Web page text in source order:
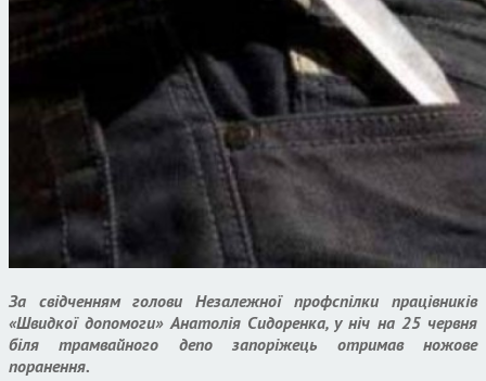
За свідченням голови Незалежної профспілки працівників
«Швидкої допомоги» Анатолія Сидоренка, у ніч на 25 червня
біля трамвайного депо запоріжець отримав ножове
поранення.